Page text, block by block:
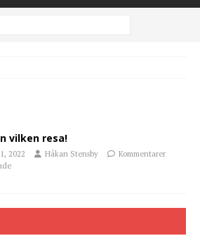
vilken resa!
2022 Håkan Stensby
Kommentarer